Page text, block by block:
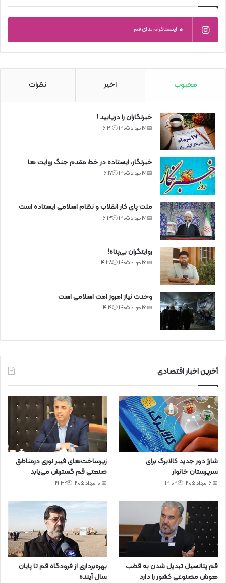
0 اینستاگرام ندای قم
محبوب اخیر نظرات
خبرنگاران را دریابید !
📅 16 مرداد 1405 🕙16:29
خبرنگار، ایستاده در خط مقدم جنگ روایت ها
📅 16 مرداد 1405 🕙16:17
ملت پای کار انقلاب و نظام اسلامی ایستاده است
📅 16 مرداد 1405 🕙16:13
روایتگران بی‌پناه!
📅 16 مرداد 1405 🕙14:38
وحدت نیاز امروز امت اسلامی است
📅 16 مرداد 1405 🕙14:19
آخرین اخبار اقتصادی
شارژ دور جدید کالابرگ برای
سرپرستان خانوار
📅 16 مرداد 1405 🕙14:04
زیرساخت‌های فیبر نوری درمناطق
صنعتی قم گسترش می‌یابد
📅 10 مرداد 1405 🕙19:32
قم پتانسیل تبدیل شدن به قطب
هوش مصنوعی کشور را دارد
بهره‌برداری از فرودگاه قم تا پایان
سال آینده